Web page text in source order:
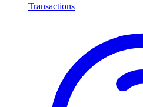
Transactions